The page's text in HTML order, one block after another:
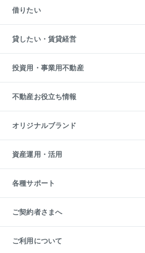
中古一戸建ての購入
不動産購入の流れ
注目キーワード物件特集
購入ガイド
English 繁体中文簡体中文
一戸建ての売却・査定
土地の売却・査定
スピードAI査定
不動産査定について
不動産売却の流れ
不動産買換えの流れ
売却ガイド
借りたい
オフィス・店舗の賃貸
借りるときの流れ
借りるガイド
貸したい・賃貸経営
マンション賃料データ
賃貸管理プラン
リロケーションについて
貸すガイド
投資用・事業用不動産
事業用不動産
マンション投資
投資用マンション
アパート経営
収益物件
ビル購入（ビル一棟）
投資用不動産の売却査定
事業用不動産の売却査定
不動産お役立ち情報
マンションライブラリー
人気マンションランキング
暮らしに役立つ不動産メディア
不動産相場・不動産価格情報
不動産コラム・ニュース
不動産用語集
不動産なんでもネット相談室
住まいの税金
オリジナルブランド
一棟リノベーションマンション
L`GENTE（ルジェンテ）
区分リノベーションマンション
投資用一棟レジデンスWELL
不動産小口投資
LEGACIA（レガシア）
資産運用・活用
不動産M&A
アセットマネジメント・出資
各種サポート
相続サポート
リフォームサポート
ご契約者さまへ
ご紹介・再契約特典
入居者様専用-各種ご案内（賃貸）
ご利用について